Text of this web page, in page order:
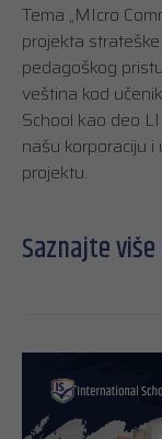
Tema „MIcro
projekta
pedagoškog
veština kod
School kao deo
našu korporaciju
projektu.
Saznajte